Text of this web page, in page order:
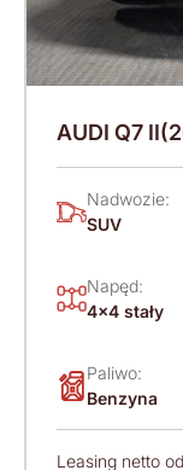
AUDI Q7
Nadwozie:
SUV
Napęd:
4x4 stały
Paliwo:
Benzyna
Leasing netto